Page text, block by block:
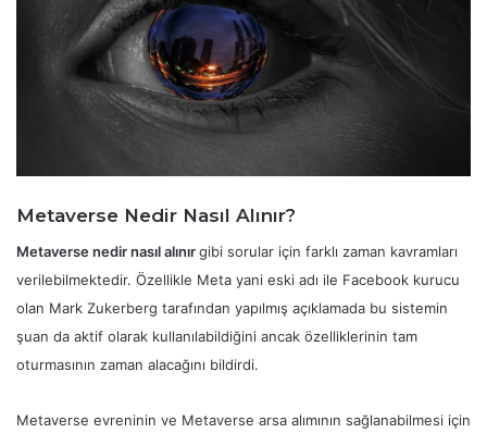
Metaverse Nedir Nasıl Alınır?
Metaverse nedir nasıl alınırgibi sorular için farklı zaman kavramları
verilebilmektedir. Özellikle Meta yani eski adı ile Facebook kurucu
olan Mark Zukerberg tarafından yapılmış açıklamada bu sistemin
şuan da aktif olarak kullanılabildiğini ancak özelliklerinin tam
oturmasının zaman alacağını bildirdi.
Metaverse evreninin ve Metaverse arsa alımının sağlanabilmesi için